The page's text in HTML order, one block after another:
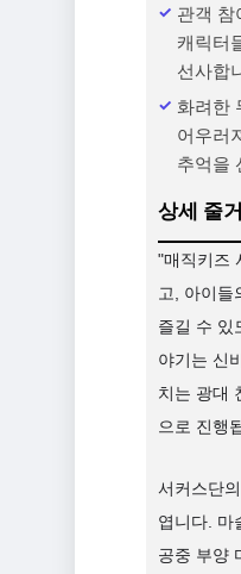
관객 참
캐릭터
선사합
화려한
어우러
추억을
상세 줄
"매직키즈
고, 아이들
즐길 수 있
야기는 신
치는 광대
으로 진행
서커스단
엽니다. 마
공중 부양